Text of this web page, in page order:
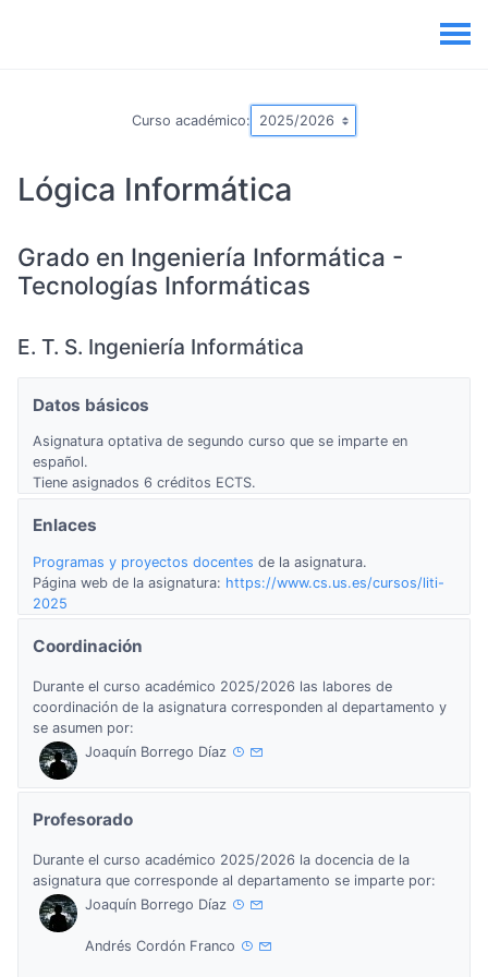
Curso académico:
Lógica Informática
Grado en Ingeniería Informática -
Tecnologías Informáticas
E. T. S. Ingeniería Informática
Datos básicos
Asignatura optativa de segundo curso que se imparte en
español.
Tiene asignados 6 créditos ECTS.
Enlaces
Programas y proyectos docentes de la asignatura.
Página web de la asignatura: https://www.cs.us.es/cursos/liti-
2025
Coordinación
Durante el curso académico 2025/2026 las labores de
coordinación de la asignatura corresponden al departamento y
se asumen por:
Joaquín Borrego Díaz
Profesorado
Durante el curso académico 2025/2026 la docencia de la
asignatura que corresponde al departamento se imparte por:
Joaquín Borrego Díaz
Andrés Cordón Franco